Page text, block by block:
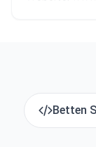
Betten